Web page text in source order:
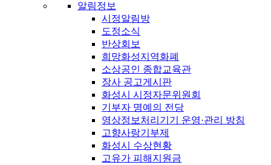
알림정보
시정알림방
도정소식
반상회보
희망화성지역화폐
소상공인 종합교육관
장사 공고게시판
화성시 시정자문위원회
기부자 명예의 전당
영상정보처리기기 운영·관리 방침
고향사랑기부제
화성시 수상현황
고유가 피해지원금